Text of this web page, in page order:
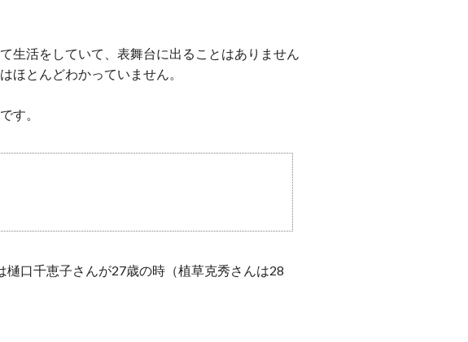
生活をしていて、表舞台に出ることはありません
ほとんどわかっていません。
す。
樋口千恵子さんが27歳の時（植草克秀さんは28